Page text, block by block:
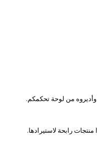
رابحة لاستيرادها.